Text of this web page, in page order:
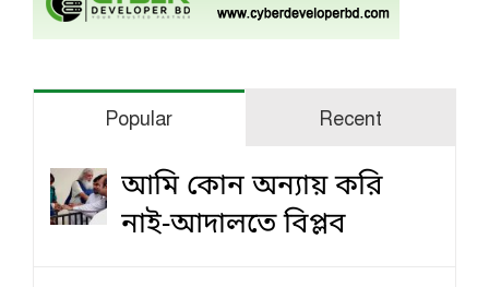
Popular Recent
আমি কোন অন্যায় করি
নাই-আদালতে বিপ্লব